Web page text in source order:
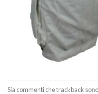
Sia commenti che trackback